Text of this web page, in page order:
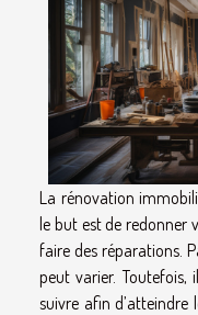
La rénovation
le but est de redonner
faire des réparations.
peut varier. Toutefois,
suivre afin d’atteindre